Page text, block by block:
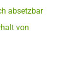
absetzbar
von